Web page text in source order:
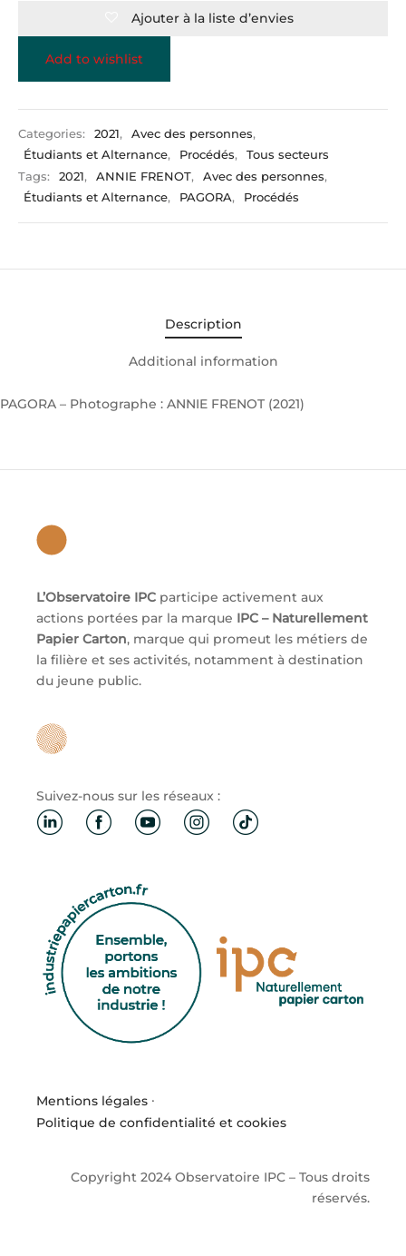
Ajouter à la liste d’envies
Add to wishlist
Categories: 2021, Avec des personnes,
Étudiants et Alternance, Procédés,
Tous secteurs
Tags:
2021, ANNIE FRENOT, Avec des personnes,
Étudiants et Alternance, PAGORA, Procédés
Description
Additional information
PAGORA – Photographe : ANNIE FRENOT (2021)
L’Observatoire IPC participe activement aux
actions portées par la marque IPC – Naturellement
Papier Carton, marque qui promeut les métiers de
la filière et ses activités, notamment à destination
du jeune public.
Suivez-nous sur les réseaux :
Mentions légales ·
Politique de confidentialité et cookies
Copyright 2024 Observatoire IPC – Tous droits
réservés.